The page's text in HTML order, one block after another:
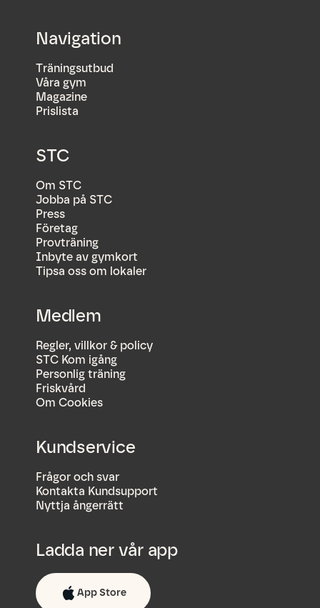
Navigation
Träningsutbud
Våra gym
Magazine
Prislista
STC
Om STC
Jobba på STC
Press
Företag
Provträning
Inbyte av gymkort
Tipsa oss om lokaler
Medlem
Regler, villkor & policy
STC Kom igång
Personlig träning
Friskvård
Om Cookies
Kundservice
Frågor och svar
Kontakta Kundsupport
Nyttja ångerrätt
Ladda ner vår app
App Store